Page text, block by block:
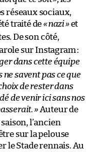
réseaux sociaux,
traité de«nazi»et
De son côté,
sur Instagram :
dans cette équipe
ne savent pas ce que
de rester dans
de venir ici sans nos
»Auteur de
l’ancien
sur la pelouse
le Stade rennais. Au